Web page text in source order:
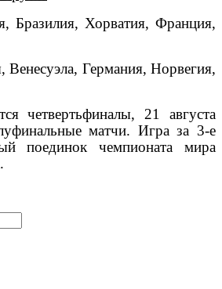
Бразилия, Хорватия, Франция,
Венесуэла, Германия, Норвегия,
четвертьфиналы, 21 августа
матчи. Игра за 3-е
поединок чемпионата мира